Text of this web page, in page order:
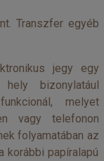
Transzfer egyéb
jegy egy
hely bizonylatául
melyet
vagy telefonon
folyamatában az
korábbi papíralapú